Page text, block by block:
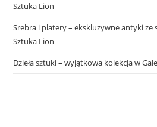
Sztuka Lion
Srebra i platery – ekskluzywne antyki ze
Sztuka Lion
Dzieła sztuki – wyjątkowa kolekcja w